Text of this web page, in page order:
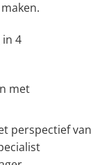
4
met
perspectief van